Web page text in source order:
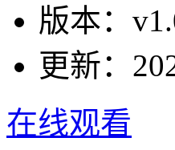
版本：
更新：
在线观看